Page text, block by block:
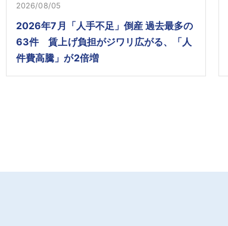
2026/08/05
2026年7月「人手不足」倒産 過去最多の
63件 賃上げ負担がジワリ広がる、「人
件費高騰」が2倍増